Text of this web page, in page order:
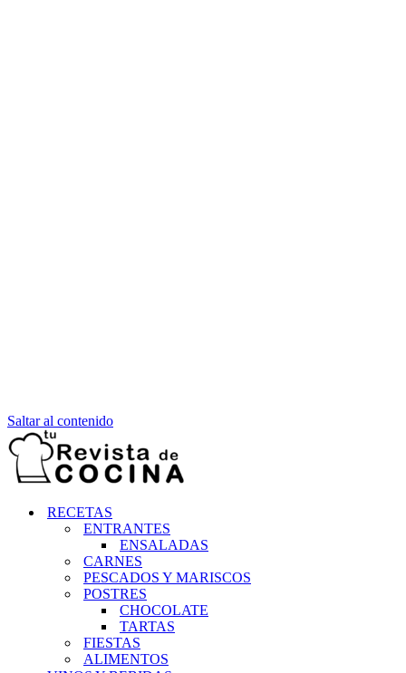
Saltar al contenido
RECETAS
ENTRANTES
ENSALADAS
CARNES
PESCADOS Y MARISCOS
POSTRES
CHOCOLATE
TARTAS
FIESTAS
ALIMENTOS